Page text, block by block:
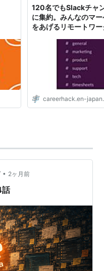
120名でもSlackチャ
に集約。みんなのマ
をあげるリモートワ
careerhack.en-
• 2ヶ月前